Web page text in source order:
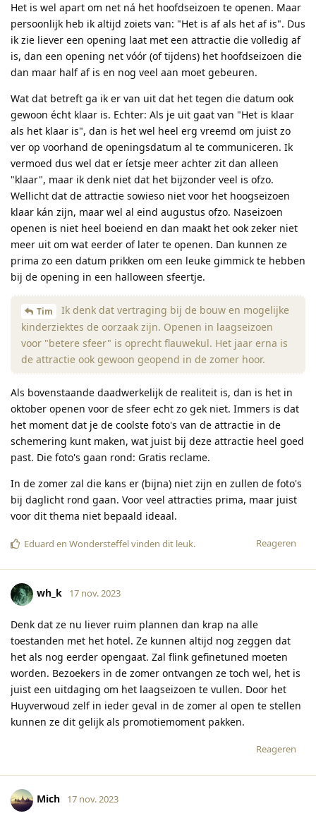
Het is wel apart om net ná het hoofdseizoen te openen. Maar
persoonlijk heb ik altijd zoiets van: "Het is af als het af is". Dus
ik zie liever een opening laat met een attractie die volledig af
is, dan een opening net vóór (of tijdens) het hoofdseizoen die
dan maar half af is en nog veel aan moet gebeuren.
Wat dat betreft ga ik er van uit dat het tegen die datum ook
gewoon écht klaar is. Echter: Als je uit gaat van "Het is klaar
als het klaar is", dan is het wel heel erg vreemd om juist zo
ver op voorhand de openingsdatum al te communiceren. Ik
vermoed dus wel dat er íetsje meer achter zit dan alleen
"klaar", maar ik denk niet dat het bijzonder veel is ofzo.
Wellicht dat de attractie sowieso niet voor het hoogseizoen
klaar kán zijn, maar wel al eind augustus ofzo. Naseizoen
openen is niet heel boeiend en dan maakt het ook zeker niet
meer uit om wat eerder of later te openen. Dan kunnen ze
prima zo een datum prikken om een leuke gimmick te hebben
bij de opening in een halloween sfeertje.
Tim
Ik denk dat vertraging bij de bouw en mogelijke
kinderziektes de oorzaak zijn. Openen in laagseizoen
voor "betere sfeer" is oprecht flauwekul. Het jaar erna is
de attractie ook gewoon geopend in de zomer hoor.
Als bovenstaande daadwerkelijk de realiteit is, dan is het in
oktober openen voor de sfeer echt zo gek niet. Immers is dat
het moment dat je de coolste foto's van de attractie in de
schemering kunt maken, wat juist bij deze attractie heel goed
past. Die foto's gaan rond: Gratis reclame.
In de zomer zal die kans er (bijna) niet zijn en zullen de foto's
bij daglicht rond gaan. Voor veel attracties prima, maar juist
voor dit thema niet bepaald ideaal.
Reageren
Eduard en Wondersteffelvinden dit leuk.
wh_k 17 nov. 2023
Denk dat ze nu liever ruim plannen dan krap na alle
toestanden met het hotel. Ze kunnen altijd nog zeggen dat
het als nog eerder opengaat. Zal flink gefinetuned moeten
worden. Bezoekers in de zomer ontvangen ze toch wel, het is
juist een uitdaging om het laagseizoen te vullen. Door het
Huyverwoud zelf in ieder geval in de zomer al open te stellen
kunnen ze dit gelijk als promotiemoment pakken.
Reageren
Mich 17 nov. 2023